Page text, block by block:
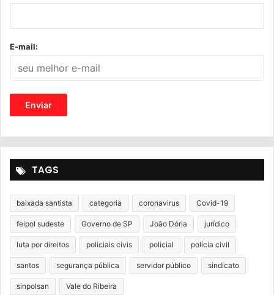
E-mail:
TAGS
baixada santista categoria coronavirus Covid-19
feipol sudeste Governo de SP João Dória jurídico
luta por direitos policiais civis policial polícia civil
santos segurança pública servidor público sindicato
sinpolsan Vale do Ribeira